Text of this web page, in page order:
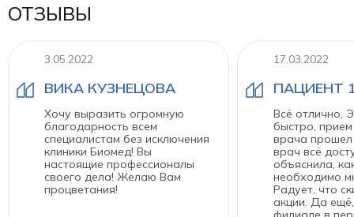
ОТЗЫВЫ
3.05.2022
ВИКА КУЗНЕЦОВА
Хочу выразить огромную
благодарность всем
специалистам без исключения
клиники Биомед! Вы
настоящие профессионалы
своего дела! Желаю Вам
процветания!
17.03.2022
ПАЦИЕНТ
Всё отлично,
быстро,
врача
врач всё
объяснила,
необходимо
Радует, что
акции. Да